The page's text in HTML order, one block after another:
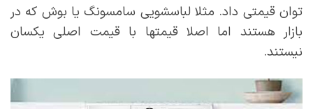
توان قیمتی داد. مثلا لباسشویی سامسونگ یا بوش که در
بازار هستند اما اصلا قیمتها با قیمت اصلی یکسان
نیستند.